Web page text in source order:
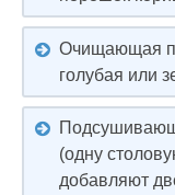
Очищающая
голубая или
(одну
добавляют